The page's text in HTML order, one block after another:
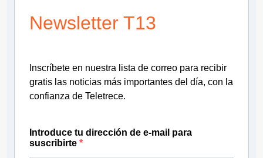
Newsletter T13
Inscríbete en nuestra lista de correo para recibir
gratis las noticias más importantes del día, con la
confianza de Teletrece.
Introduce tu dirección de e-mail para
suscribirte